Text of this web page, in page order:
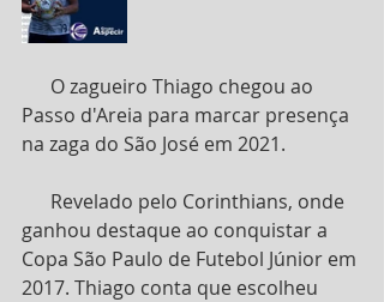
Passo d'Areia para marcar presença
na zaga do São José em 2021.
ganhou destaque ao conquistar a
Copa São Paulo de Futebol Júnior em
2017. Thiago conta que escolheu